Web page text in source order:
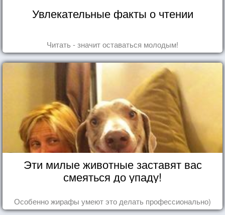
Увлекательные факты о чтении
Читать - значит оставаться молодым!
Эти милые животные заставят вас
смеяться до упаду!
Особенно жирафы умеют это делать профессионально)